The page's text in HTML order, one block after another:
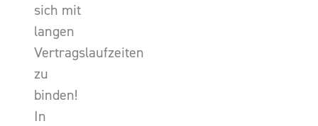
sich mit
langen
Vertragslaufzeiten
zu
binden!
In